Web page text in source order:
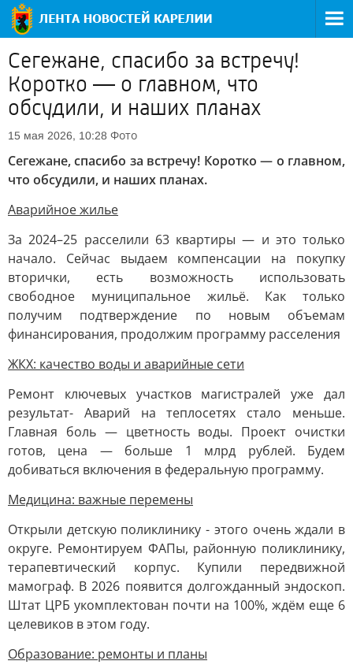
Сегежане, спасибо за встречу!
Коротко — о главном, что
обсудили, и наших планах
15 мая 2026, 10:28 Фото
Сегежане, спасибо за встречу! Коротко — о главном,
что обсудили, и наших планах.
Аварийное жилье
За 2024–25 расселили 63 квартиры — и это только
начало. Сейчас выдаем компенсации на покупку
вторички, есть возможность использовать
свободное муниципальное жильё. Как только
получим подтверждение по новым объемам
финансирования, продолжим программу расселения
ЖКХ: качество воды и аварийные сети
Ремонт ключевых участков магистралей уже дал
результат- Аварий на теплосетях стало меньше.
Главная боль — цветность воды. Проект очистки
готов, цена — больше 1 млрд рублей. Будем
добиваться включения в федеральную программу.
Медицина: важные перемены
Открыли детскую поликлинику - этого очень ждали в
округе. Ремонтируем ФАПы, районную поликлинику,
терапевтический корпус. Купили передвижной
мамограф. В 2026 появится долгожданный эндоскоп.
Штат ЦРБ укомплектован почти на 100%, ждём еще 6
целевиков в этом году.
Образование: ремонты и планы